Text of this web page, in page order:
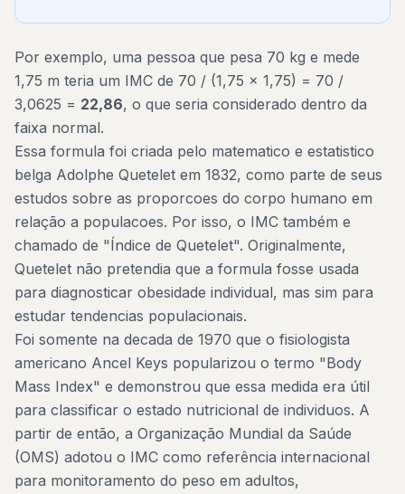
Por exemplo, uma pessoa que pesa 70 kg e mede
1,75 m teria um IMC de 70 / (1,75 x 1,75) = 70 /
3,0625 = 22,86, o que seria considerado dentro da
faixa normal.
Essa formula foi criada pelo matematico e estatistico
belga Adolphe Quetelet em 1832, como parte de seus
estudos sobre as proporcoes do corpo humano em
relação a populacoes. Por isso, o IMC também e
chamado de "Índice de Quetelet". Originalmente,
Quetelet não pretendia que a formula fosse usada
para diagnosticar obesidade individual, mas sim para
estudar tendencias populacionais.
Foi somente na decada de 1970 que o fisiologista
americano Ancel Keys popularizou o termo "Body
Mass Index" e demonstrou que essa medida era útil
para classificar o estado nutricional de individuos. A
partir de então, a Organização Mundial da Saúde
(OMS) adotou o IMC como referência internacional
para monitoramento do peso em adultos,